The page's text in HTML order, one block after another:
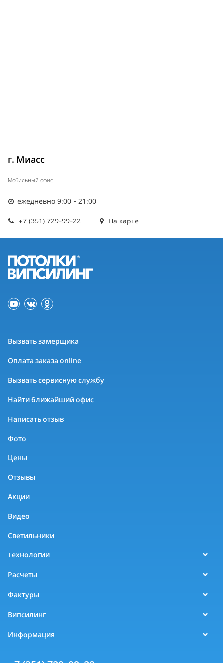
г. Миасс
Мобильный офис
ежедневно 9:00 - 21:00
+7 (351) 729-99-22 На карте
Вызвать замерщика
Оплата заказа online
Вызвать сервисную службу
Найти ближайший офис
Написать отзыв
Фото
Цены
Отзывы
Акции
Видео
Светильники
Технологии
Расчеты
Фактуры
Випсилинг
Информация